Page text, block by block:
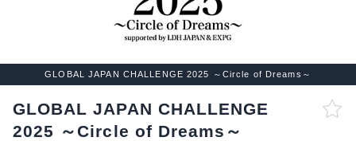
GLOBAL JAPAN CHALLENGE 2025 ～Circle of Dreams～
GLOBAL JAPAN CHALLENGE
2025 ～Circle of Dreams～